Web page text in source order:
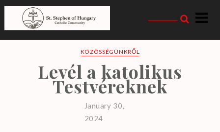
Skip
content
Magyarországi Szent
István Katolikus
Közösség
KÖZÖSSÉGÜNKRŐL
Levél a katolikus
Testvéreknek
January 30,
2024